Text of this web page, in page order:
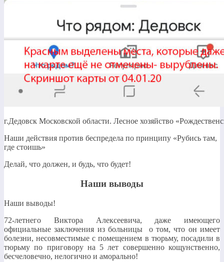
г.Дедовск Московской области. Лесное хозяйство
Наши действия против беспредела по принципу «Рубись там,
где стоишь»
Делай, что должен, и будь, что будет!
Наши выводы
Наши выводы!
72-летнего Виктора Алексеевича, даже имеющего
официальные заключения из больницы о том, что он имеет
болезни, несовместимые с помещением в тюрьму, посадили в
тюрьму по приговору на 5 лет совершенно кощунственно,
бесчеловечно, нелогично и аморально!